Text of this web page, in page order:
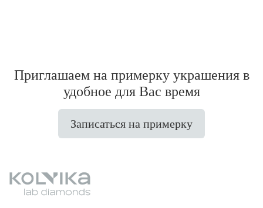
Приглашаем на примерку украшения в
удобное для Вас время
Записаться на примерку